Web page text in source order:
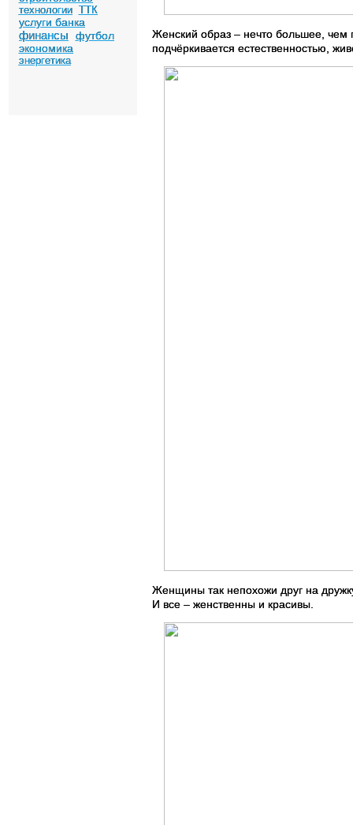
технологии ТТК
услуги банка
финансы
футбол
экономика
энергетика
Женский образ – нечто большее, чем
подчёркивается естественностью,
Женщины так непохожи друг на
И все – женственны и красивы.